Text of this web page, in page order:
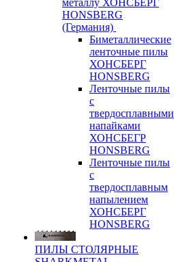
HONSBERG
(Германия)
Биметаллические
ленточные пилы
ХОНСБЕРГ
HONSBERG
Ленточные пилы
с
твердосплавными
напайками
ХОНСБЕГР
HONSBERG
Ленточные пилы
с
твердосплавным
напылением
ХОНСБЕРГ
HONSBERG
ПИЛЫ СТОЛЯРНЫЕ